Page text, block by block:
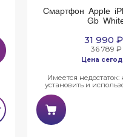
Смартфон Apple
Gb
31 990 ₽
36 789 ₽
Цена
Имеется
установить и